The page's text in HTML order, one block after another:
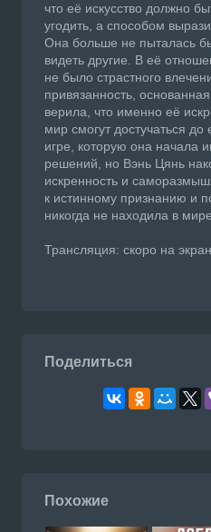
что её искусство должно
угодить, а способом
Она больше не пыталась
видеть другие. В её
не было страстного
привязанность,
верила, что именно её
мир смогут достучаться
игре, которую она начала
решений, но Вэнь Цянь
искренность и
к истинному признанию и
никогда не находила в
Трансляция: скоро на
Поделиться
Похожие